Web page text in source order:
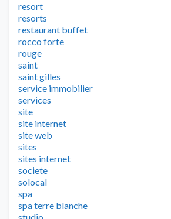
resort
resorts
restaurant buffet
rocco forte
rouge
saint
saint gilles
service immobilier
services
site
site internet
site web
sites
sites internet
societe
solocal
spa
spa terre blanche